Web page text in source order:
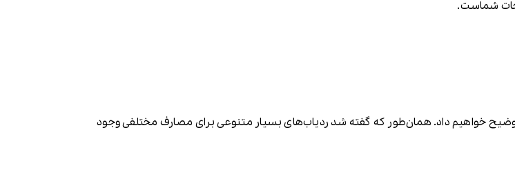
نجات شماست.
خواهیم داد. همان‌طور که گفته شد ردیاب‌های بسیار متنوعی برای مصارف مختلفی وجود